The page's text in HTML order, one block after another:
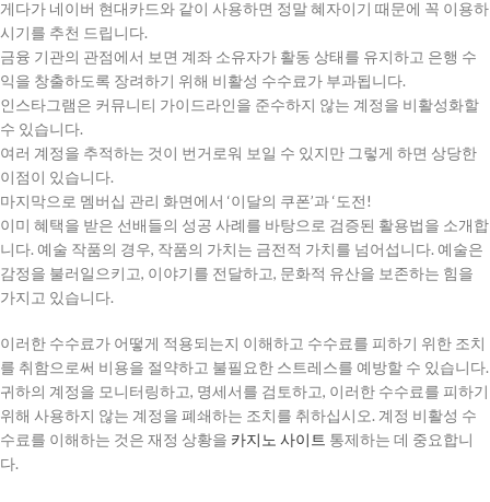
게다가 네이버 현대카드와 같이 사용하면 정말 혜자이기 때문에 꼭 이용하
시기를 추천 드립니다.
금융 기관의 관점에서 보면 계좌 소유자가 활동 상태를 유지하고 은행 수
익을 창출하도록 장려하기 위해 비활성 수수료가 부과됩니다.
인스타그램은 커뮤니티 가이드라인을 준수하지 않는 계정을 비활성화할
수 있습니다.
여러 계정을 추적하는 것이 번거로워 보일 수 있지만 그렇게 하면 상당한
이점이 있습니다.
마지막으로 멤버십 관리 화면에서 ‘이달의 쿠폰’과 ‘도전!
이미 혜택을 받은 선배들의 성공 사례를 바탕으로 검증된 활용법을 소개합
니다. 예술 작품의 경우, 작품의 가치는 금전적 가치를 넘어섭니다. 예술은
감정을 불러일으키고, 이야기를 전달하고, 문화적 유산을 보존하는 힘을
가지고 있습니다.
이러한 수수료가 어떻게 적용되는지 이해하고 수수료를 피하기 위한 조치
를 취함으로써 비용을 절약하고 불필요한 스트레스를 예방할 수 있습니다.
귀하의 계정을 모니터링하고, 명세서를 검토하고, 이러한 수수료를 피하기
위해 사용하지 않는 계정을 폐쇄하는 조치를 취하십시오. 계정 비활성 수
수료를 이해하는 것은 재정 상황을 카지노 사이트 통제하는 데 중요합니
다.